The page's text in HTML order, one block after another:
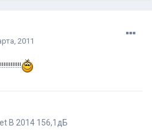
2011
B 2014 156,1дБ